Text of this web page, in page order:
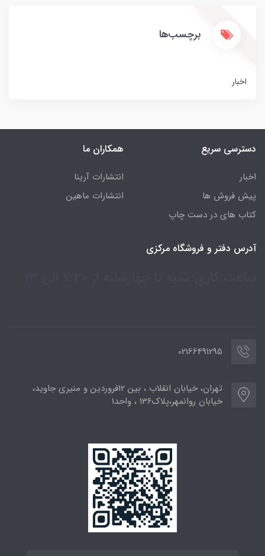
برچسب‌ها
اخبار
دسترسی سریع
اخبار
پیش فروش ها
کتاب های در دست چاپ
همکاران ما
انتشارات آرینا
انتشارات ماهین
آدرس دفتر و فروشگاه مرکزی
02166491295
تهران، خیابان انقلاب ، بین 12فروردین و منیری جاوید،
خیابان روانمهر،پلاک136 ، واحد1